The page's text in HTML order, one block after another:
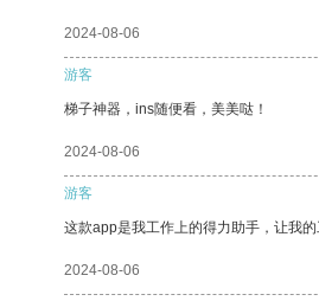
2024-08-06
游客
梯子神器，ins随便看，美美哒！
2024-08-06
游客
这款app是我工作上的得力助手，让我
2024-08-06